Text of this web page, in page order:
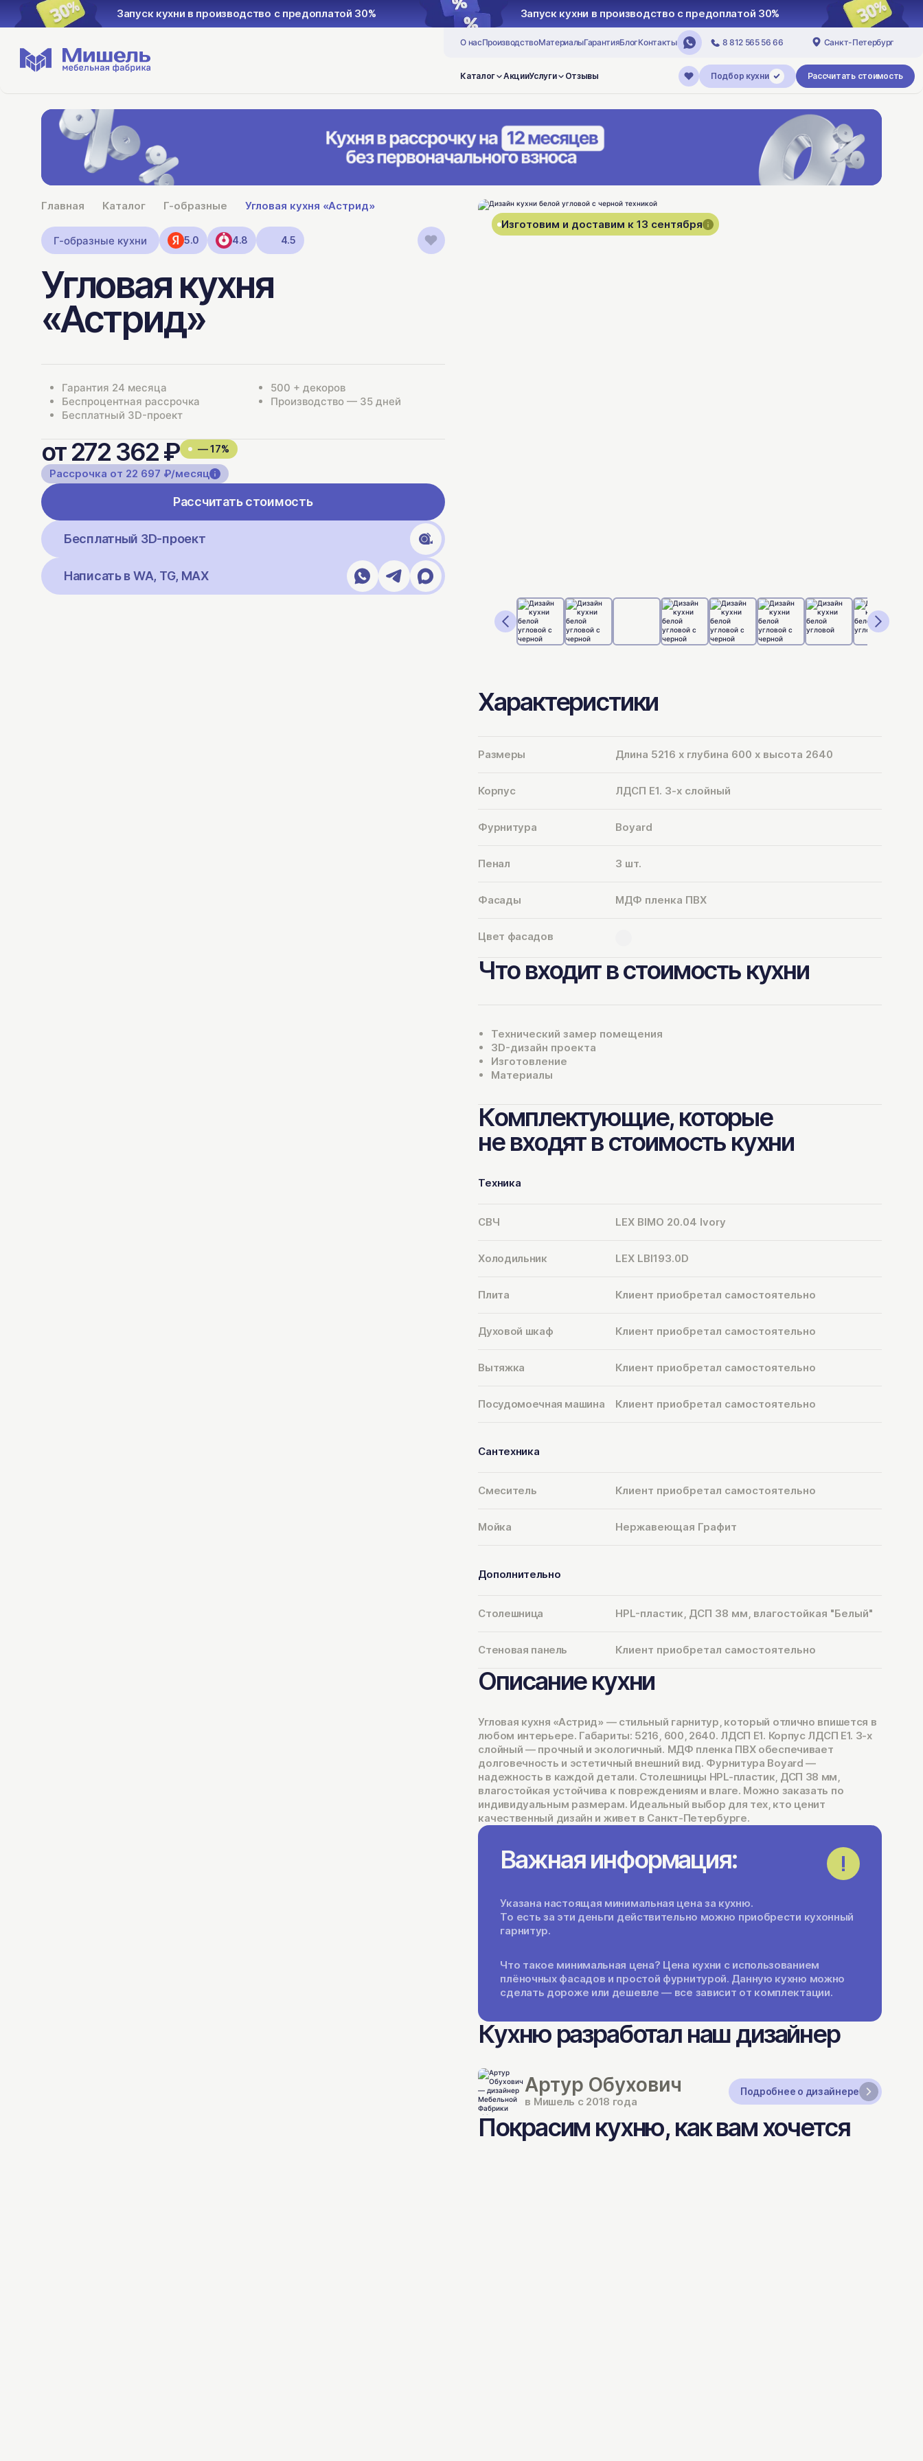
Запуск кухни в производство с предоплатой 30% Запуск кухни в производство с предоплатой 30%
О насПроизводствоМатериалыГарантияБлогКонтакты 8 812 565 56 66 Санкт-Петербург
Каталог АкцииУслуги Отзывы Подбор кухни Рассчитать стоимость
Главная Каталог Г-образные Угловая кухня «Астрид»
Г-образные кухни 5.0 4.8 4.5
Угловая кухня
«Астрид»
Гарантия 24 месяца
500 + декоров
Беспроцентная рассрочка
Производство — 35 дней
Бесплатный 3D-проект
от 272 362 ₽
— 17%
Рассрочка от 22 697 ₽/месяц
Рассчитать стоимость
Бесплатный 3D-проект
Написать в WA, TG, MAX
Изготовим и доставим к 13 сентября
Характеристики
Размеры Длина 5216 х глубина 600 х высота 2640
Корпус ЛДСП Е1. 3-х слойный
Фурнитура Boyard
Пенал 3 шт.
Фасады МДФ пленка ПВХ
Цвет фасадов
Что входит в стоимость кухни
Технический замер помещения
3D-дизайн проекта
Изготовление
Материалы
Комплектующие, которые
не входят в стоимость кухни
Техника
СВЧ LEX BIMO 20.04 Ivory
Холодильник LEX LBI193.0D
Плита Клиент приобретал самостоятельно
Духовой шкаф Клиент приобретал самостоятельно
Вытяжка Клиент приобретал самостоятельно
Посудомоечная машина Клиент приобретал самостоятельно
Сантехника
Смеситель Клиент приобретал самостоятельно
Мойка Нержавеющая Графит
Дополнительно
Столешница HPL-пластик, ДСП 38 мм, влагостойкая "Белый"
Стеновая панель Клиент приобретал самостоятельно
Описание кухни
Угловая кухня «Астрид» — стильный гарнитур, который отлично впишется в
любом интерьере. Габариты: 5216, 600, 2640. ЛДСП Е1. Корпус ЛДСП Е1. 3-х
слойный — прочный и экологичный. МДФ пленка ПВХ обеспечивает
долговечность и эстетичный внешний вид. Фурнитура Boyard —
надежность в каждой детали. Столешницы HPL-пластик, ДСП 38 мм,
влагостойкая устойчива к повреждениям и влаге. Можно заказать по
индивидуальным размерам. Идеальный выбор для тех, кто ценит
качественный дизайн и живет в Санкт-Петербурге.
Важная информация:
Указана настоящая минимальная цена за кухню.
То есть за эти деньги действительно можно приобрести кухонный
гарнитур.
Что такое минимальная цена? Цена кухни с использованием
плёночных фасадов и простой фурнитурой. Данную кухню можно
сделать дороже или дешевле — все зависит от комплектации.
Кухню разработал наш дизайнер
Артур Обухович
в Мишель с 2018 года
Подробнее о дизайнере
Покрасим кухню, как вам хочется